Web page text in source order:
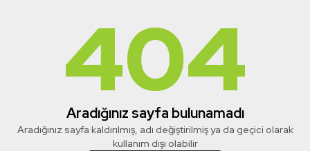
404
Aradığınız sayfa bulunamadı
Aradığınız sayfa kaldırılmış, adı değiştirilmiş ya da geçici olarak
kullanım dışı olabilir